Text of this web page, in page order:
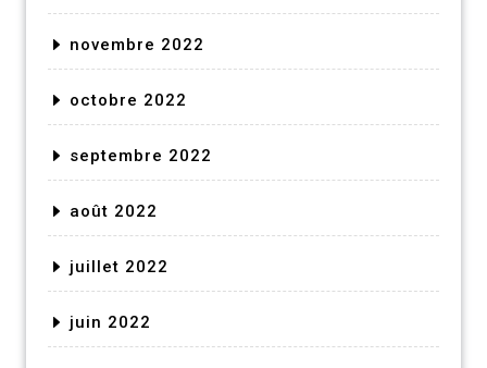
novembre 2022
octobre 2022
septembre 2022
août 2022
juillet 2022
juin 2022